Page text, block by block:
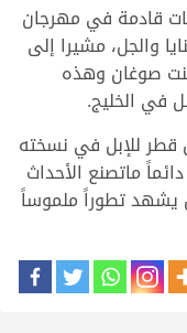
قادمة في مهرجان
والجل، مشيرا إلى
صوغان وهذه
في الخليج.
قطر للإبل في نسخته
ماتصنع الأحداث
يشهد تطوراً ملموساً